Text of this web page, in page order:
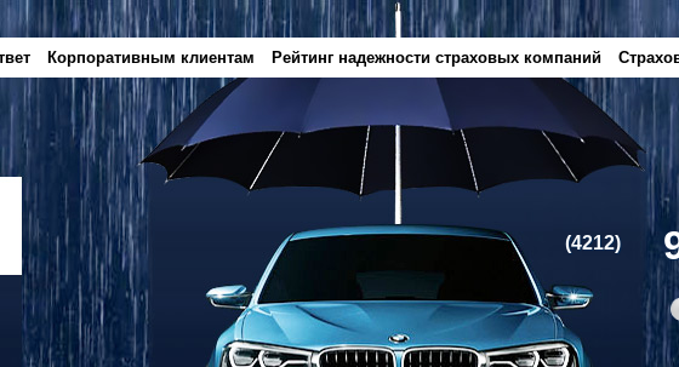
Корпоративным клиентам Рейтинг надежности страховых компаний
(4212)